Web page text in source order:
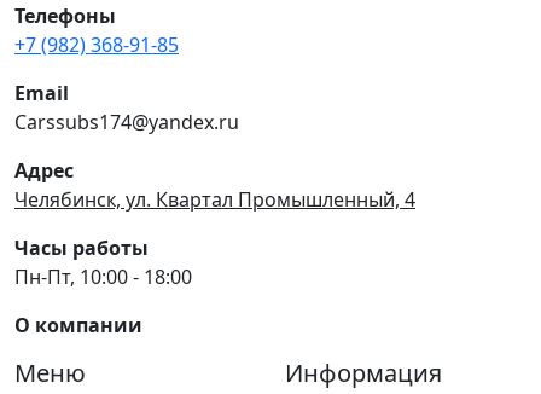
Телефоны
+7 (982) 368-91-85
Email
Carssubs174@yandex.ru
Адрес
Челябинск, ул. Квартал Промышленный, 4
Часы работы
Пн-Пт, 10:00 - 18:00
О компании
Меню Информация